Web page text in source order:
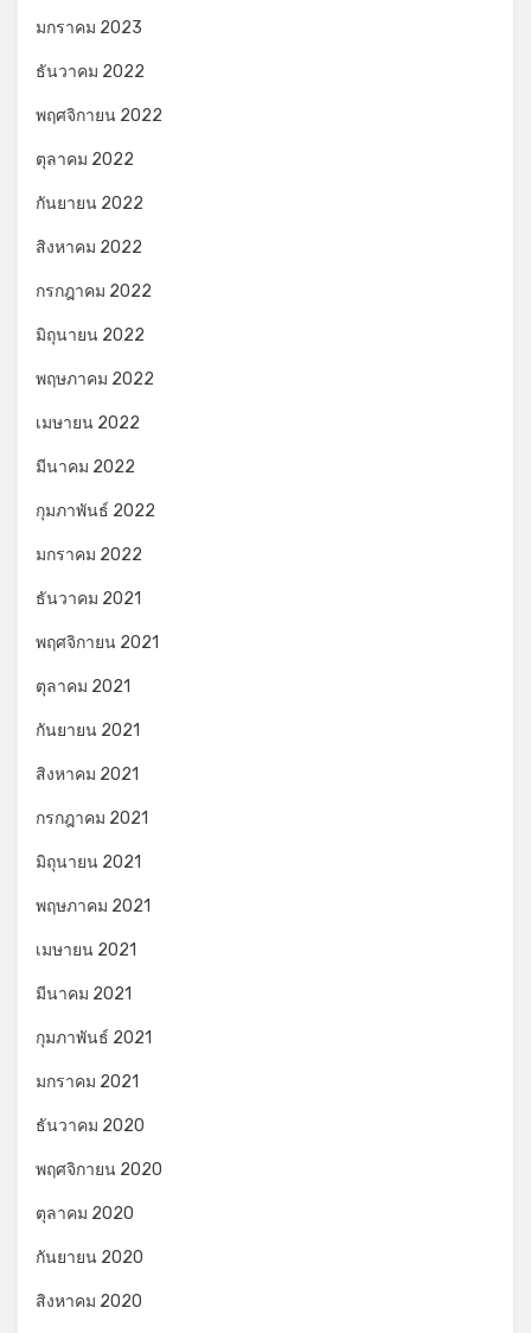
มกราคม 2023
ธันวาคม 2022
พฤศจิกายน 2022
ตุลาคม 2022
กันยายน 2022
สิงหาคม 2022
กรกฎาคม 2022
มิถุนายน 2022
พฤษภาคม 2022
เมษายน 2022
มีนาคม 2022
กุมภาพันธ์ 2022
มกราคม 2022
ธันวาคม 2021
พฤศจิกายน 2021
ตุลาคม 2021
กันยายน 2021
สิงหาคม 2021
กรกฎาคม 2021
มิถุนายน 2021
พฤษภาคม 2021
เมษายน 2021
มีนาคม 2021
กุมภาพันธ์ 2021
มกราคม 2021
ธันวาคม 2020
พฤศจิกายน 2020
ตุลาคม 2020
กันยายน 2020
สิงหาคม 2020